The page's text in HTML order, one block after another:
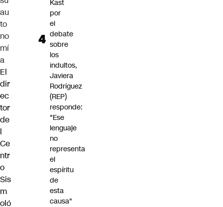
au
to
no
mí
a
El
dir
ec
tor
de
l
Ce
ntr
o
Sis
m
oló
Kast
por
el
debate
sobre
los
indultos,
Javiera
Rodríguez
(REP)
responde:
"Ese
lenguaje
no
representa
el
espíritu
de
esta
causa"